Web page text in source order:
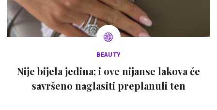
BEAUTY
Nije bijela jedina; i ove nijanse lakova će
savršeno naglasiti preplanuli ten